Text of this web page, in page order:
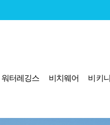
워터레깅스 비치웨어 비키니